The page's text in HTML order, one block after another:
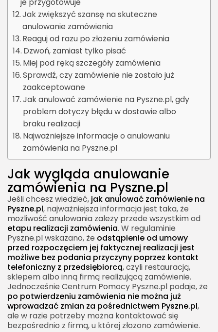
je przygotowuje
Jak zwiększyć szansę na skuteczne
anulowanie zamówienia
Reaguj od razu po złożeniu zamówienia
Dzwoń, zamiast tylko pisać
Miej pod ręką szczegóły zamówienia
Sprawdź, czy zamówienie nie zostało już
zaakceptowane
Jak anulować zamówienie na Pyszne.pl, gdy
problem dotyczy błędu w dostawie albo
braku realizacji
Najważniejsze informacje o anulowaniu
zamówienia na Pyszne.pl
Jak wygląda anulowanie
zamówienia na Pyszne.pl
Jeśli chcesz wiedzieć, jak anulować zamówienie na
Pyszne.pl, najważniejsza informacja jest taka, że
możliwość anulowania zależy przede wszystkim od
etapu realizacji zamówienia. W regulaminie
Pyszne.pl wskazano, że odstąpienie od umowy
przed rozpoczęciem jej faktycznej realizacji jest
możliwe bez podania przyczyny poprzez kontakt
telefoniczny z przedsiębiorcą, czyli restauracją,
sklepem albo inną firmą realizującą zamówienie.
Jednocześnie Centrum Pomocy Pyszne.pl podaje, że
po potwierdzeniu zamówienia nie można już
wprowadzać zmian za pośrednictwem Pyszne.pl,
ale w razie potrzeby można kontaktować się
bezpośrednio z firmą, u której złożono zamówienie.